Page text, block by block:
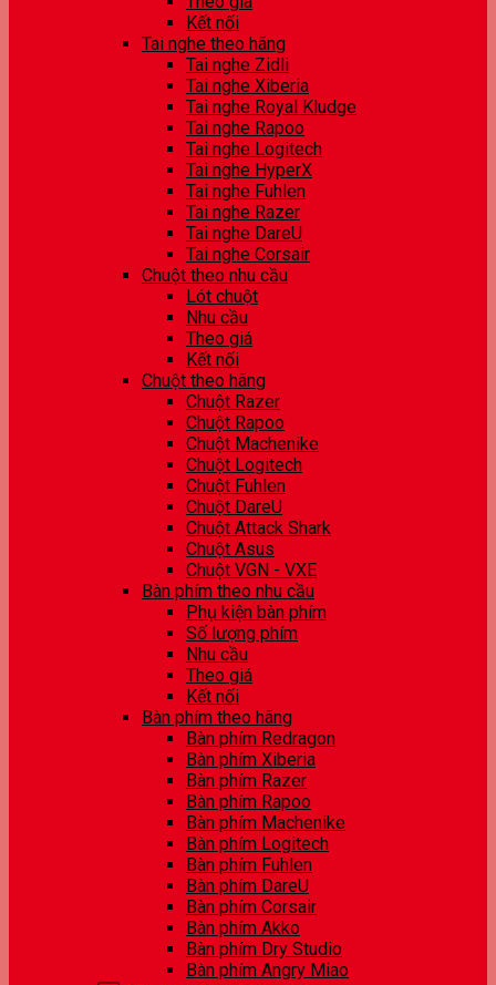
Kết nối
Tai nghe theo hãng
Tai nghe Zidli
Tai nghe Xiberia
Tai nghe Royal Kludge
Tai nghe Rapoo
Tai nghe Logitech
Tai nghe HyperX
Tai nghe Fuhlen
Tai nghe Razer
Tai nghe DareU
Tai nghe Corsair
Chuột theo nhu cầu
Lót chuột
Nhu cầu
Theo giá
Kết nối
Chuột theo hãng
Chuột Razer
Chuột Rapoo
Chuột Machenike
Chuột Logitech
Chuột Fuhlen
Chuột DareU
Chuột Attack Shark
Chuột Asus
Chuột VGN - VXE
Bàn phím theo nhu cầu
Phụ kiện bàn phím
Số lượng phím
Nhu cầu
Theo giá
Kết nối
Bàn phím theo hãng
Bàn phím Redragon
Bàn phím Xiberia
Bàn phím Razer
Bàn phím Rapoo
Bàn phím Machenike
Bàn phím Logitech
Bàn phím Fuhlen
Bàn phím DareU
Bàn phím Corsair
Bàn phím Akko
Bàn phím Dry Studio
Bàn phím Angry Miao